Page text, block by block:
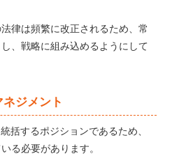
律は頻繁に改正されるため、常
、戦略に組み込めるようにして
ジメント
括するポジションであるため、
る必要があります。